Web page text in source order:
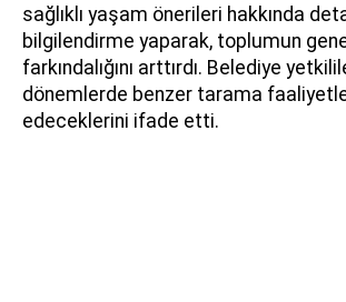
sağlıklı yaşam önerileri hakkında
bilgilendirme yaparak, toplumun
farkındalığını arttırdı. Belediye
dönemlerde benzer tarama
edeceklerini ifade etti.